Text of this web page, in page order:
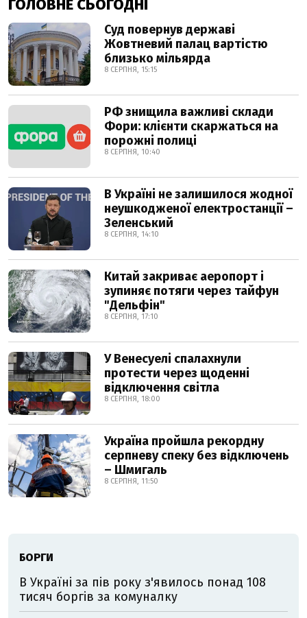
ГОЛОВНЕ СЬОГОДНІ
Суд повернув державі
Жовтневий палац вартістю
близько мільярда
8 СЕРПНЯ, 15:15
РФ знищила важливі склади
Фори: клієнти скаржаться на
порожні полиці
8 СЕРПНЯ, 10:40
В Україні не залишилося жодної
неушкодженої електростанції –
Зеленський
8 СЕРПНЯ, 14:10
Китай закриває аеропорт і
зупиняє потяги через тайфун
"Дельфін"
8 СЕРПНЯ, 17:10
У Венесуелі спалахнули
протести через щоденні
відключення світла
8 СЕРПНЯ, 18:00
Україна пройшла рекордну
серпневу спеку без відключень
– Шмигаль
8 СЕРПНЯ, 11:50
БОРГИ
В Україні за пів року з'явилось понад 108
тисяч боргів за комуналку